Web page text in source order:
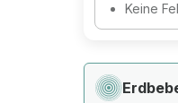
Keine